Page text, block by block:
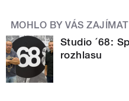
MOHLO BY VÁS ZAJÍMAT
Studio ´68:
rozhlasu